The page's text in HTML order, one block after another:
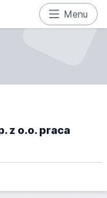
Menu
z o.o. praca